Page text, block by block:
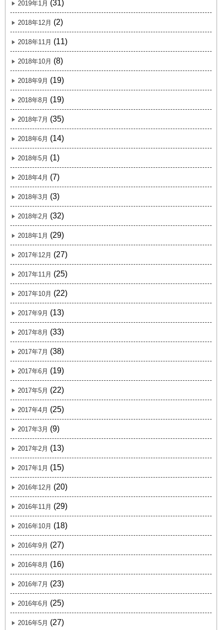
2019年1月 (31)
2018年12月 (2)
2018年11月 (11)
2018年10月 (8)
2018年9月 (19)
2018年8月 (19)
2018年7月 (35)
2018年6月 (14)
2018年5月 (1)
2018年4月 (7)
2018年3月 (3)
2018年2月 (32)
2018年1月 (29)
2017年12月 (27)
2017年11月 (25)
2017年10月 (22)
2017年9月 (13)
2017年8月 (33)
2017年7月 (38)
2017年6月 (19)
2017年5月 (22)
2017年4月 (25)
2017年3月 (9)
2017年2月 (13)
2017年1月 (15)
2016年12月 (20)
2016年11月 (29)
2016年10月 (18)
2016年9月 (27)
2016年8月 (16)
2016年7月 (23)
2016年6月 (25)
2016年5月 (27)